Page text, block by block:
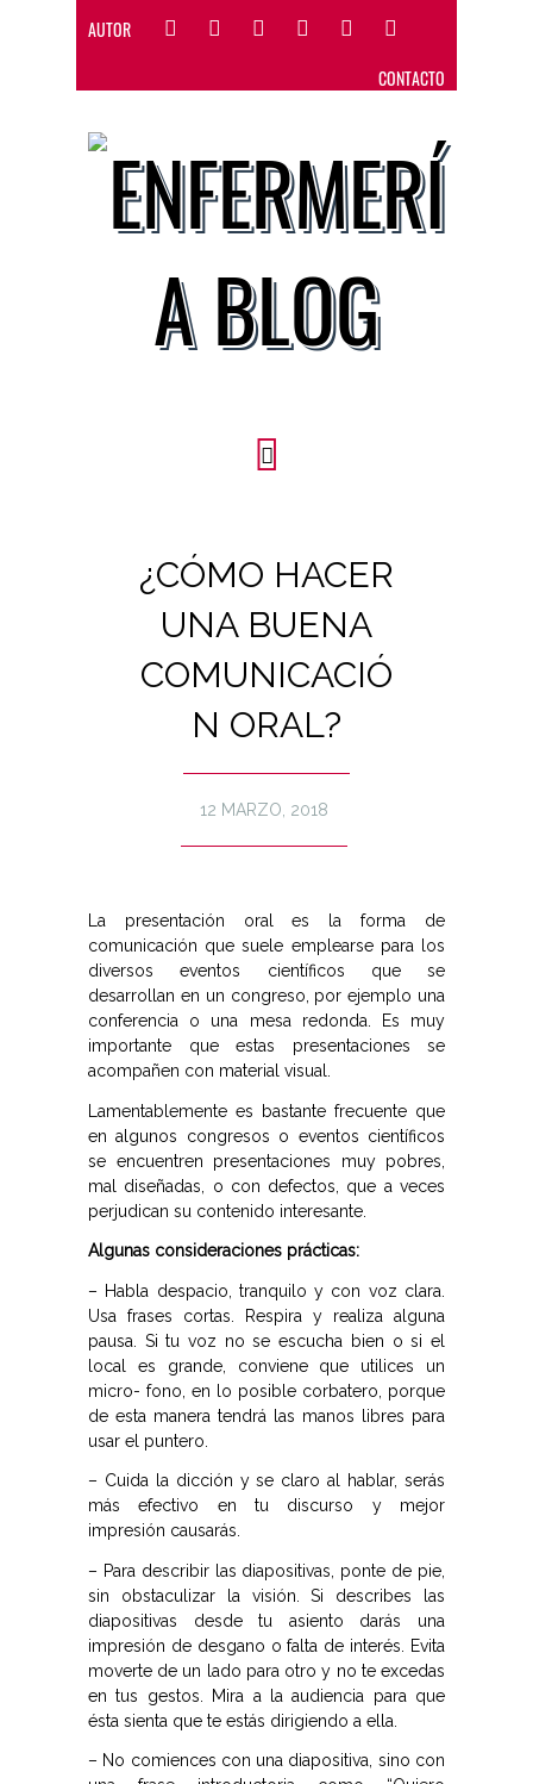
AUTOR
CONTACTO
¿CÓMO HACER
UNA BUENA
COMUNICACIÓ
N ORAL?
12 MARZO, 2018
La presentación oral es la forma de
comunicación que suele emplearse para los
diversos eventos científicos que se
desarrollan en un congreso, por ejemplo una
conferencia o una mesa redonda. Es muy
importante que estas presentaciones se
acompañen con material visual.
Lamentablemente es bastante frecuente que
en algunos congresos o eventos científicos
se encuentren presentaciones muy pobres,
mal diseñadas, o con defectos, que a veces
perjudican su contenido interesante.
Algunas consideraciones prácticas:
– Habla despacio, tranquilo y con voz clara.
Usa frases cortas. Respira y realiza alguna
pausa. Si tu voz no se escucha bien o si el
local es grande, conviene que utilices un
micro- fono, en lo posible corbatero, porque
de esta manera tendrá las manos libres para
usar el puntero.
– Cuida la dicción y se claro al hablar, serás
más efectivo en tu discurso y mejor
impresión causarás.
– Para describir las diapositivas, ponte de pie,
sin obstaculizar la visión. Si describes las
diapositivas desde tu asiento darás una
impresión de desgano o falta de interés. Evita
moverte de un lado para otro y no te excedas
en tus gestos. Mira a la audiencia para que
ésta sienta que te estás dirigiendo a ella.
– No comiences con una diapositiva, sino con